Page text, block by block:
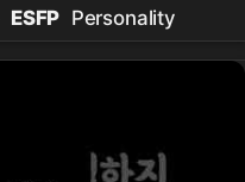
ESFP Personality